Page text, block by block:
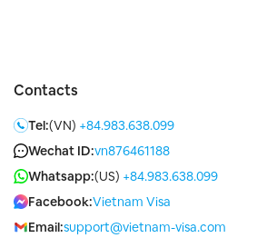
Contacts
Tel:(VN) +84.983.638.099
Wechat ID:vn876461188
Whatsapp:(US) +84.983.638.099
Facebook:Vietnam Visa
Email:support@vietnam-visa.com